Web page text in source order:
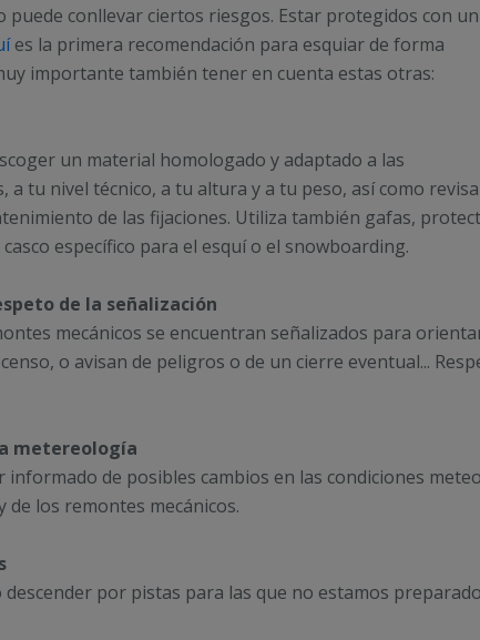
puede conllevar ciertos riesgos. Estar protegidos con un
es la primera recomendación para esquiar de forma
importante también tener en cuenta estas otras:
un material homologado y adaptado a las
a tu nivel técnico, a tu altura y a tu peso, así como
de las fijaciones. Utiliza también gafas,
específico para el esquí o el snowboarding.
de la señalización
mecánicos se encuentran señalizados para
o avisan de peligros o de un cierre eventual...
metereología
informado de posibles cambios en las condiciones
de los remontes mecánicos.
descender por pistas para las que no estamos